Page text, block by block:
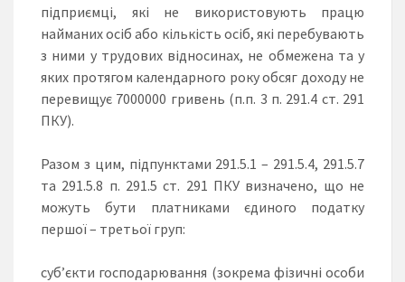
підприємці, які не використовують працю
найманих осіб або кількість осіб, які перебувають
з ними у трудових відносинах, не обмежена та у
яких протягом календарного року обсяг доходу не
перевищує 7000000 гривень (п.п. 3 п. 291.4 ст. 291
ПКУ).
Разом з цим, підпунктами 291.5.1 – 291.5.4, 291.5.7
та 291.5.8 п. 291.5 ст. 291 ПКУ визначено, що не
можуть бути платниками єдиного податку
першої – третьої груп:
суб’єкти господарювання (зокрема фізичні особи